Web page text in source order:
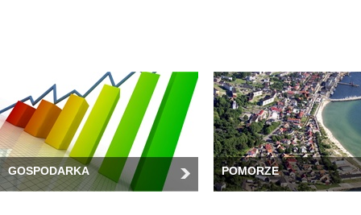
GOSPODARKA POMORZE